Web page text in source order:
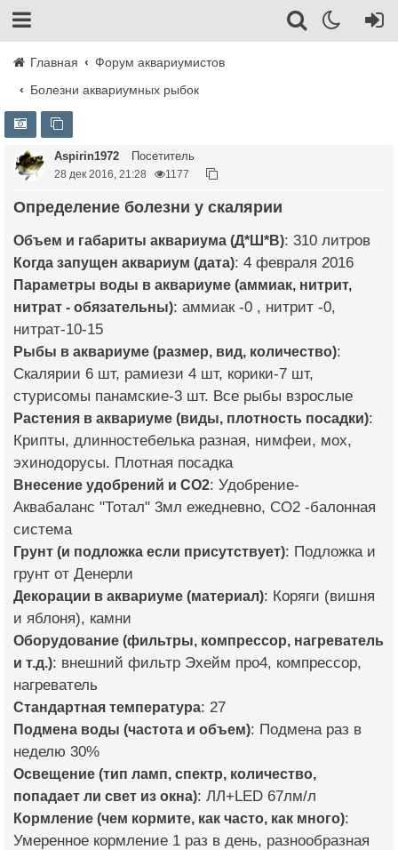
Главная
Форум аквариумистов
Болезни аквариумных рыбок
Aspirin1972 Посетитель
28 дек 2016, 21:28 1177
Определение болезни у скалярии
Объем и габариты аквариума (Д*Ш*В): 310 литров
Когда запущен аквариум (дата): 4 февраля 2016
Параметры воды в аквариуме (аммиак, нитрит,
нитрат - обязательны): аммиак -0 , нитрит -0,
нитрат-10-15
Рыбы в аквариуме (размер, вид, количество):
Скалярии 6 шт, рамиези 4 шт, корики-7 шт,
стурисомы панамские-3 шт. Все рыбы взрослые
Растения в аквариуме (виды, плотность посадки):
Крипты, длинностебелька разная, нимфеи, мох,
эхинодорусы. Плотная посадка
Внесение удобрений и CO2: Удобрение-
Аквабаланс "Тотал" 3мл ежедневно, СО2 -балонная
система
Грунт (и подложка если присутствует): Подложка и
грунт от Денерли
Декорации в аквариуме (материал): Коряги (вишня
и яблоня), камни
Оборудование (фильтры, компрессор, нагреватель
и т.д.): внешний фильтр Эхейм про4, компрессор,
нагреватель
Стандартная температура: 27
Подмена воды (частота и объем): Подмена раз в
неделю 30%
Освещение (тип ламп, спектр, количество,
попадает ли свет из окна): ЛЛ+LED 67лм/л
Кормление (чем кормите, как часто, как много):
Умеренное кормление 1 раз в день, разнообразная